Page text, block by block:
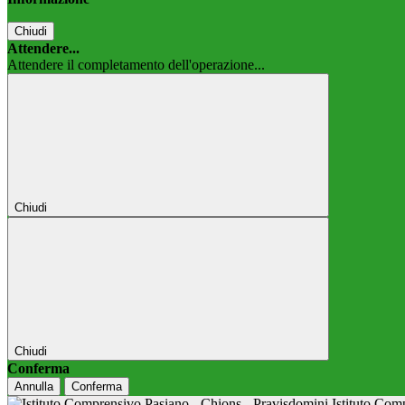
Chiudi
Attendere...
Attendere il completamento dell'operazione...
Chiudi
Chiudi
Conferma
Annulla Conferma